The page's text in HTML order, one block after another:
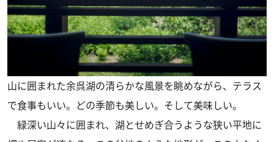
山に囲まれた余呉湖の清らかな風景を眺めながら、テラス
で食事もいい。どの季節も美しい。そして美味しい。
緑深い山々に囲まれ、湖とせめぎ合うような狭い平地に